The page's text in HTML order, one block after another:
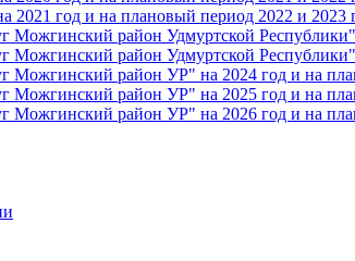
год и на плановый период 2022 и 2023
район Удмуртской Республики"
район Удмуртской Республики"
район УР" на 2024 год и на
район УР" на 2025 год и на
район УР" на 2026 год и на